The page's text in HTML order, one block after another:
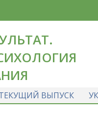
ВЫПУСК